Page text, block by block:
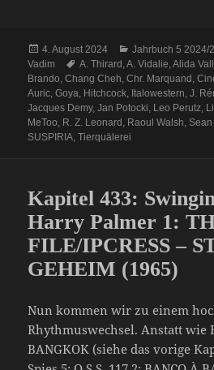
Veröffentlicht
am
4. August 2024 Kategorien
Jahrbuch 5 2024/
Vadim
Schlagwörter
A. Thirard ,A. Vidalie ,Alida
Brando ,Chang Cheh ,Chr. Marquand ,
Auric ,Goya Hitchcock Italowestern ,J.
Jacques Demy,Jan Potocki Leo Perutz
MeToo R. Z. Leonard Raoul Walsh
SUSPIRIA ,Tierquälerei
Kapitel 433:
Harry Palmer 1:
FILE/IPCRESS –
GEHEIM (1965)
Nun kommen wir zu einem
Rhythmuswechsel. Anstatt wie
BANGKOK (siehe das vorige